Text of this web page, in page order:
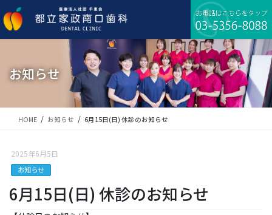
ン
テ
ビ
ゲ
移
お知らせ
HOME お知らせ 6月15日(日) 休診のお知らせ
2025年6月5日
お知らせ
6月15日(日) 休診のお知らせ